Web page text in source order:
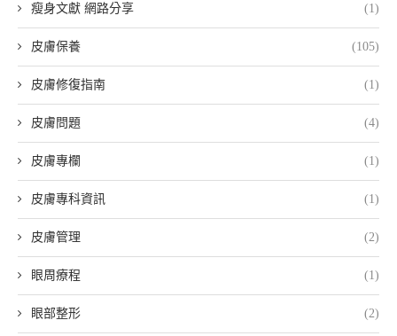
瘦身文獻 網路分享 (1)
皮膚保養 (105)
皮膚修復指南 (1)
皮膚問題 (4)
皮膚專欄 (1)
皮膚專科資訊 (1)
皮膚管理 (2)
眼周療程 (1)
眼部整形 (2)